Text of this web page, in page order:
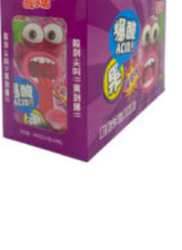
и
г
а
ц